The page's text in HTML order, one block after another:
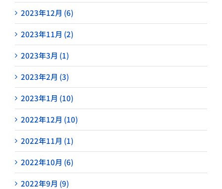
2023年12月 (6)
2023年11月 (2)
2023年3月 (1)
2023年2月 (3)
2023年1月 (10)
2022年12月 (10)
2022年11月 (1)
2022年10月 (6)
2022年9月 (9)